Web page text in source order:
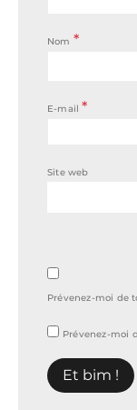
Nom *
E-mail*
Site web
Prévenez-moi de
Prévenez-moi